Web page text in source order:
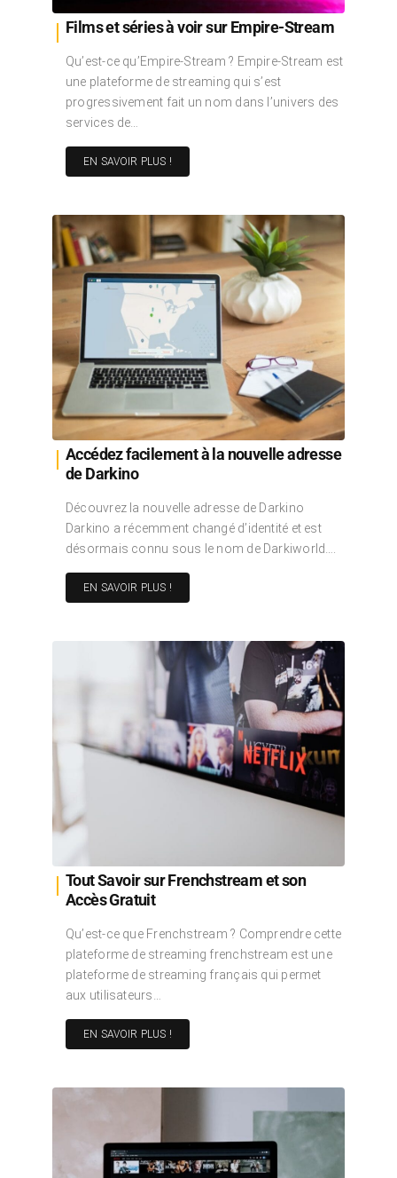
Films et séries à voir sur Empire-Stream
Qu’est-ce qu’Empire-Stream ? Empire-Stream est
une plateforme de streaming qui s’est
progressivement fait un nom dans l’univers des
services de…
EN SAVOIR PLUS !
Accédez facilement à la nouvelle adresse
de Darkino
Découvrez la nouvelle adresse de Darkino
Darkino a récemment changé d’identité et est
désormais connu sous le nom de Darkiworld….
EN SAVOIR PLUS !
Tout Savoir sur Frenchstream et son
Accès Gratuit
Qu’est-ce que Frenchstream ? Comprendre cette
plateforme de streaming frenchstream est une
plateforme de streaming français qui permet
aux utilisateurs…
EN SAVOIR PLUS !